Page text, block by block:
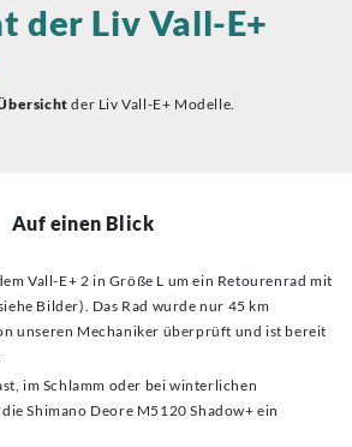
der Liv Vall-E+
der Liv Vall-E+ Modelle.
Auf einen Blick
Vall-E+ 2 in Größe L um ein Retourenrad mit
Bilder). Das Rad wurde nur 45 km
unseren Mechaniker überprüft und ist bereit
im Schlamm oder bei winterlichen
Shimano Deore M5120 Shadow+ ein